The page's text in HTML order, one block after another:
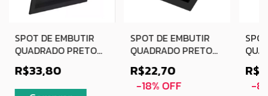
SPOT DE EMBUTIR
QUADRADO PRETO
RECUADO AR111
R$33,80
SPOT DE EMBUTIR
QUADRADO PRETO
RECUADO PAR20
R$22,70
-18%OFF -8